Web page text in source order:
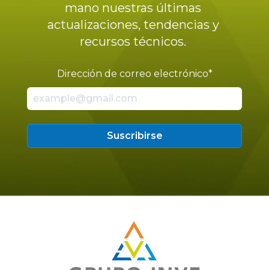
mano nuestras últimas
actualizaciones, tendencias y
recursos técnicos.
Dirección de correo electrónico*